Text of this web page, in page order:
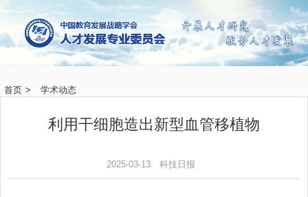
首页 > 学术动态
利用干细胞造出新型血管移植物
2025-03-13 科技日报